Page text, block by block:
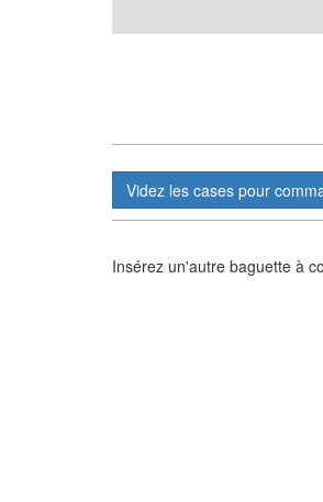
Insérez un'autre baguette à